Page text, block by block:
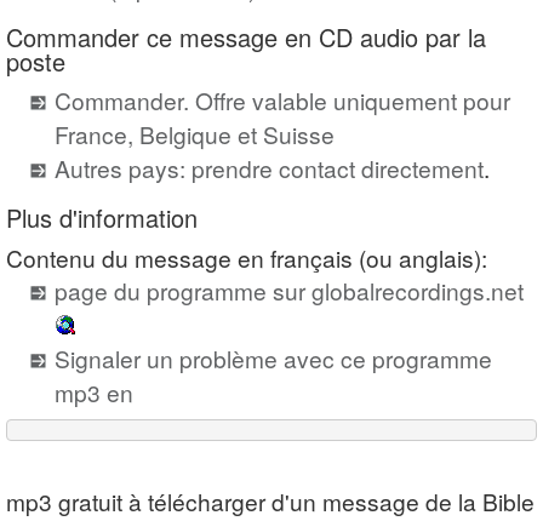
Commander ce message en CD audio par la
poste
Commander. Offre valable uniquement pour
France, Belgique et Suisse
Autres pays: prendre contact directement.
Plus d'information
Contenu du message en français (ou anglais):
page du programme sur globalrecordings.net
Signaler un problème avec ce programme
mp3 en
mp3 gratuit à télécharger d'un message de la Bible